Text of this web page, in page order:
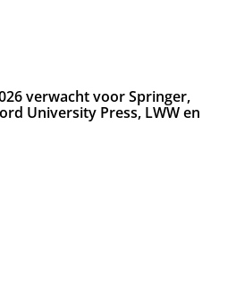
verwacht voor Springer,
University Press, LWW en